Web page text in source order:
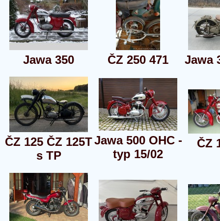
Jawa 350 ČZ 250 471 Jawa
ČZ 125 ČZ 125T
s TP
Jawa 500 OHC -
typ 15/02
ČZ